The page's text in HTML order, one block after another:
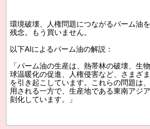
環境破壊、人権問題につながるパーム油
残念。もう買いません。
以下AIによるパーム油の解説：
「パーム油の生産は、熱帯林の破壊、生
球温暖化の促進、人権侵害など、さまざ
を引き起こしています。これらの問題は
用される一方で、生産地である東南アジ
刻化しています。」